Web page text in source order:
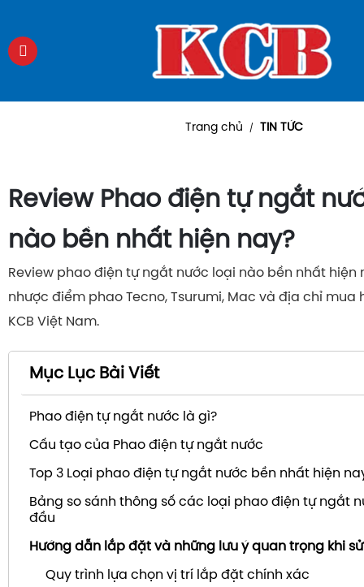
Trang chủ / TIN TỨC
Review Phao điện tự ngắt
nào bền nhất hiện nay?
Review phao điện tự ngắt nước loại nào bền nhất hiện
nhược điểm phao Tecno, Tsurumi, Mac và địa chỉ mua
KCB Việt Nam.
Mục Lục Bài Viết
Phao điện tự ngắt nước là gì?
Cấu tạo của Phao điện tự ngắt nước
Top 3 Loại phao điện tự ngắt nước bền nhất hiện
Bảng so sánh thông số các loại phao điện tự ngắt
đầu
Hướng dẫn lắp đặt và những lưu ý quan trọng khi
Quy trình lựa chọn vị trí lắp đặt chính xác